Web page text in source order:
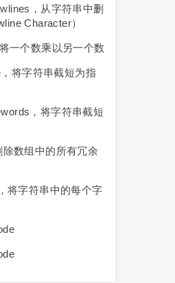
，从字符串中删
Character）
一个数乘以另一个数
将字符串截短为指
，将字符串截短
数组中的所有冗余
将字符串中的每个字